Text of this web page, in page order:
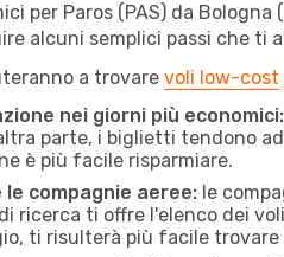
per Paros (PAS) da
alcuni semplici passi che ti
a trovare voli low-cost
nei giorni più economici:
parte, i biglietti tendono
è più facile risparmiare.
compagnie aeree: le
ricerca ti offre l'elenco dei
ti risulterà più facile